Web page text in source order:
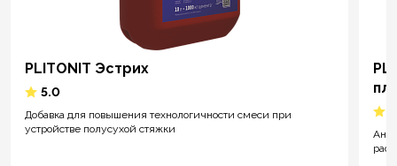
PLITONIT Эстрих
5.0
Добавка для повышения технологичности смеси при
устройстве полусухой стяжки